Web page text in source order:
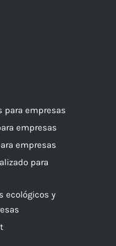
para empresas
empresas
empresas
para
ecológicos y